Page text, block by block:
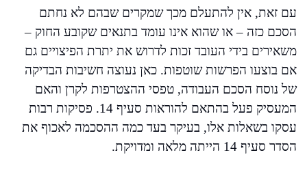
עם זאת, אין להתעלם מכך שמקרים שבהם לא נחתם
הסכם כזה – או שהוא אינו עומד בתנאים שקובע החוק –
משאירים בידי העובד זכות לדרוש את יתרת הפיצויים גם
אם בוצעו הפרשות שוטפות. כאן נעוצה חשיבות הבדיקה
של נוסח הסכם העבודה, טפסי ההצטרפות לקרן והאם
המעסיק פעל בהתאם להוראות סעיף 14. פסיקות רבות
עסקו בשאלות אלו, בעיקר בעד כמה ההסכמה לאכוף את
הסדר סעיף 14 הייתה מלאה ומדויקת.